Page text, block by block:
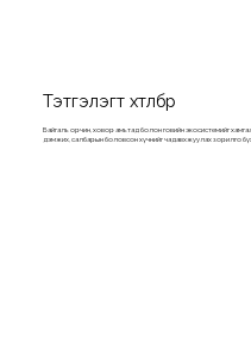
Тэтгэлэгт хөтөлбөр
Байгаль орчин, ховор амьтад болон говийн экосистемийг
дэмжих, салбарын боловсон хүчнийг чадавхжуулах зорилго